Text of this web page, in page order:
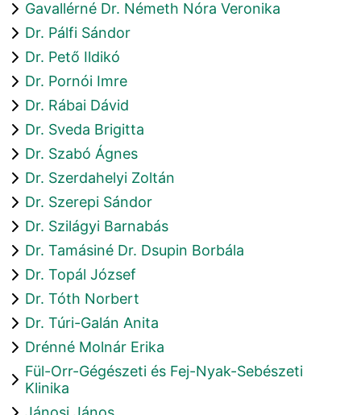
Gavallérné Dr. Németh Nóra Veronika
Dr. Pálfi Sándor
Dr. Pető Ildikó
Dr. Pornói Imre
Dr. Rábai Dávid
Dr. Sveda Brigitta
Dr. Szabó Ágnes
Dr. Szerdahelyi Zoltán
Dr. Szerepi Sándor
Dr. Szilágyi Barnabás
Dr. Tamásiné Dr. Dsupin Borbála
Dr. Topál József
Dr. Tóth Norbert
Dr. Túri-Galán Anita
Drénné Molnár Erika
Fül-Orr-Gégészeti és Fej-Nyak-Sebészeti
Klinika